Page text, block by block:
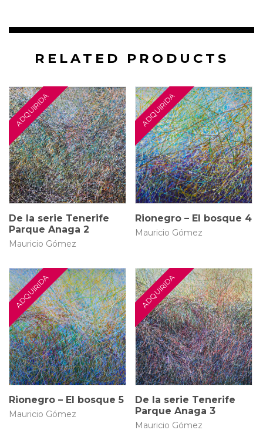
RELATED PRODUCTS
150 × 100 cm
De la serie Tenerife
Parque Anaga 2
Mauricio Gómez
150 × 50 cm
$5.000.000
Rionegro – El bosque 4
Mauricio Gómez
150 × 50 cm
$5.000.000
Rionegro – El bosque 5
Mauricio Gómez
150 × 100 cm
De la serie Tenerife
Parque Anaga 3
Mauricio Gómez